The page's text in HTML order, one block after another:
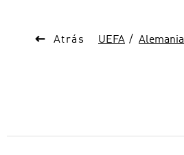
 Atrás UEFA Alemania